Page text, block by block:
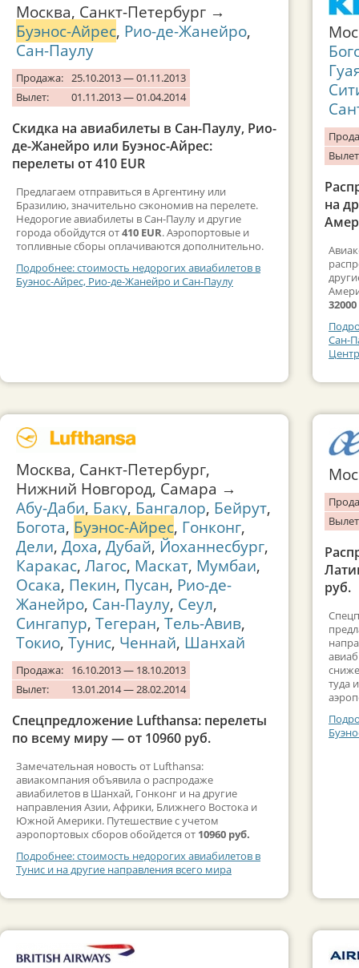
Москва, Санкт-Петербург →
Буэнос-Айрес, Рио-де-Жанейро,
Сан-Паулу
Продажа: 25.10.2013 — 01.11.2013
Вылет:
01.11.2013 — 01.04.2014
Скидка на авиабилеты в Сан-Паулу, Рио-
де-Жанейро или Буэнос-Айрес:
перелеты от 410 EUR
Предлагаем отправиться в Аргентину или
Бразилию, значительно сэкономив на перелете.
Недорогие авиабилеты в Сан-Паулу и другие
города обойдутся от410 EUR. Аэропортовые и
топливные сборы оплачиваются дополнительно.
Подробнее: стоимость недорогих авиабилетов в
Буэнос-Айрес, Рио-де-Жанейро и Сан-Паулу
Москва, Санкт-Петербург,
Нижний Новгород, Самара →
Абу-Даби, Баку, Бангалор, Бейрут,
Богота, Буэнос-Айрес, Гонконг,
Дели, Доха, Дубай, Йоханнесбург,
Каракас, Лагос, Маскат, Мумбаи,
Осака, Пекин, Пусан, Рио-де-
Жанейро, Сан-Паулу, Сеул,
Сингапур, Тегеран, Тель-Авив,
Токио, Тунис, Ченнай, Шанхай
Продажа:
16.10.2013 — 18.10.2013
Вылет:
13.01.2014 — 28.02.2014
Спецпредложение Lufthansa: перелеты
по всему миру — от 10960 руб.
Замечательная новость от Lufthansa:
авиакомпания объявила о распродаже
авиабилетов в Шанхай, Гонконг и на другие
направления Азии, Африки, Ближнего Востока и
Южной Америки. Путешествие с учетом
аэропортовых сборов обойдется от 10960 руб.
Подробнее: стоимость недорогих авиабилетов в
Тунис и на другие направления всего мира
на
Сан-
руб.
туда